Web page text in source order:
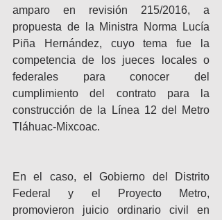
amparo en revisión 215/2016, a
propuesta de la Ministra Norma Lucía
Piña Hernández, cuyo tema fue la
competencia de los jueces locales o
federales para conocer del
cumplimiento del contrato para la
construcción de la Línea 12 del Metro
Tláhuac-Mixcoac.
En el caso, el Gobierno del Distrito
Federal y el Proyecto Metro,
promovieron juicio ordinario civil en